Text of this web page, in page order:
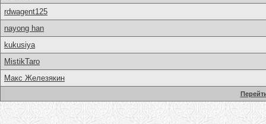
rdwagent125
nayong han
kukusiya
MistikTaro
Макс Железякин